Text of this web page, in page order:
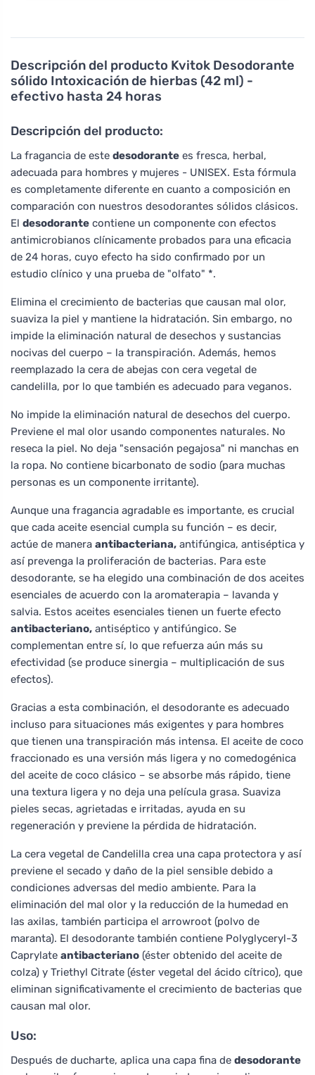
Descripción del producto Kvitok Desodorante
sólido Intoxicación de hierbas (42 ml) -
efectivo hasta 24 horas
Descripción del producto:
La fragancia de este desodorante es fresca, herbal,
adecuada para hombres y mujeres - UNISEX. Esta fórmula
es completamente diferente en cuanto a composición en
comparación con nuestros desodorantes sólidos clásicos.
El desodorante contiene un componente con efectos
antimicrobianos clínicamente probados para una eficacia
de 24 horas, cuyo efecto ha sido confirmado por un
estudio clínico y una prueba de "olfato" *.
Elimina el crecimiento de bacterias que causan mal olor,
suaviza la piel y mantiene la hidratación. Sin embargo, no
impide la eliminación natural de desechos y sustancias
nocivas del cuerpo – la transpiración. Además, hemos
reemplazado la cera de abejas con cera vegetal de
candelilla, por lo que también es adecuado para veganos.
No impide la eliminación natural de desechos del cuerpo.
Previene el mal olor usando componentes naturales. No
reseca la piel. No deja "sensación pegajosa" ni manchas en
la ropa. No contiene bicarbonato de sodio (para muchas
personas es un componente irritante).
Aunque una fragancia agradable es importante, es crucial
que cada aceite esencial cumpla su función – es decir,
actúe de manera antibacteriana, antifúngica, antiséptica y
así prevenga la proliferación de bacterias. Para este
desodorante, se ha elegido una combinación de dos aceites
esenciales de acuerdo con la aromaterapia – lavanda y
salvia. Estos aceites esenciales tienen un fuerte efecto
antibacteriano, antiséptico y antifúngico. Se
complementan entre sí, lo que refuerza aún más su
efectividad (se produce sinergia – multiplicación de sus
efectos).
Gracias a esta combinación, el desodorante es adecuado
incluso para situaciones más exigentes y para hombres
que tienen una transpiración más intensa. El aceite de coco
fraccionado es una versión más ligera y no comedogénica
del aceite de coco clásico – se absorbe más rápido, tiene
una textura ligera y no deja una película grasa. Suaviza
pieles secas, agrietadas e irritadas, ayuda en su
regeneración y previene la pérdida de hidratación.
La cera vegetal de Candelilla crea una capa protectora y así
previene el secado y daño de la piel sensible debido a
condiciones adversas del medio ambiente. Para la
eliminación del mal olor y la reducción de la humedad en
las axilas, también participa el arrowroot (polvo de
maranta). El desodorante también contiene Polyglyceryl-3
Caprylate antibacteriano (éster obtenido del aceite de
colza) y Triethyl Citrate (éster vegetal del ácido cítrico), que
eliminan significativamente el crecimiento de bacterias que
causan mal olor.
Uso:
Después de ducharte, aplica una capa fina de desodorante